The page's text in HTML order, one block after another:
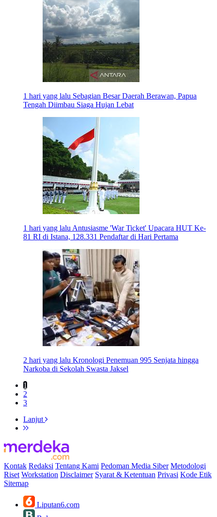
1 hari yang lalu Sebagian Besar Daerah Berawan, Papua
Tengah Diimbau Siaga Hujan Lebat
1 hari yang lalu Antusiasme 'War Ticket' Upacara HUT Ke-
81 RI di Istana, 128.331 Pendaftar di Hari Pertama
2 hari yang lalu Kronologi Penemuan 995 Senjata hingga
Narkoba di Sekolah Swasta Jaksel
1
2
3
Lanjut
Kontak Redaksi Tentang Kami Pedoman Media Siber Metodologi
Riset Workstation Disclaimer Syarat & Ketentuan Privasi Kode Etik
Sitemap
Liputan6.com